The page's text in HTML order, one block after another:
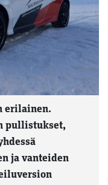
erilainen.
pullistukset,
ja vanteiden